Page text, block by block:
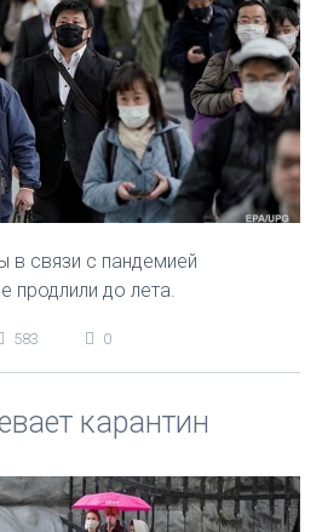
в связи с пандемией
продлили до лета.
583 0
карантин